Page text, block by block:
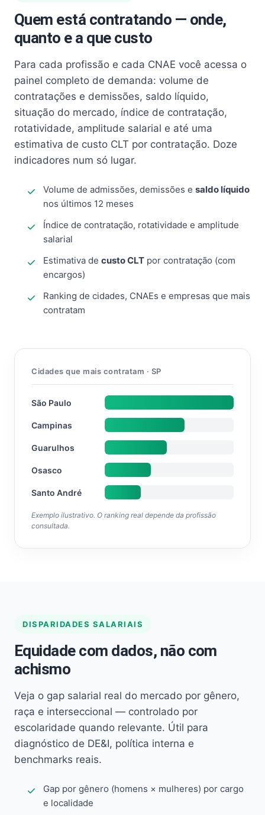
Quem está contratando — onde,
quanto e a que custo
Para cada profissão e cada CNAE você acessa o
painel completo de demanda: volume de
contratações e demissões, saldo líquido,
situação do mercado, índice de contratação,
rotatividade, amplitude salarial e até uma
estimativa de custo CLT por contratação. Doze
indicadores num só lugar.
Volume de admissões, demissões e saldo líquido
nos últimos 12 meses
Índice de contratação, rotatividade e amplitude
salarial
Estimativa de custo CLT por contratação (com
encargos)
Ranking de cidades, CNAEs e empresas que mais
contratam
Cidades que mais contratam · SP
São Paulo
Campinas
Guarulhos
Osasco
Santo André
Exemplo ilustrativo. O ranking real depende da profissão
consultada.
DISPARIDADES SALARIAIS
Equidade com dados, não com
achismo
Veja o gap salarial real do mercado por gênero,
raça e interseccional — controlado por
escolaridade quando relevante. Útil para
diagnóstico de DE&I, política interna e
benchmarks reais.
Gap por gênero (homens × mulheres) por cargo
e localidade